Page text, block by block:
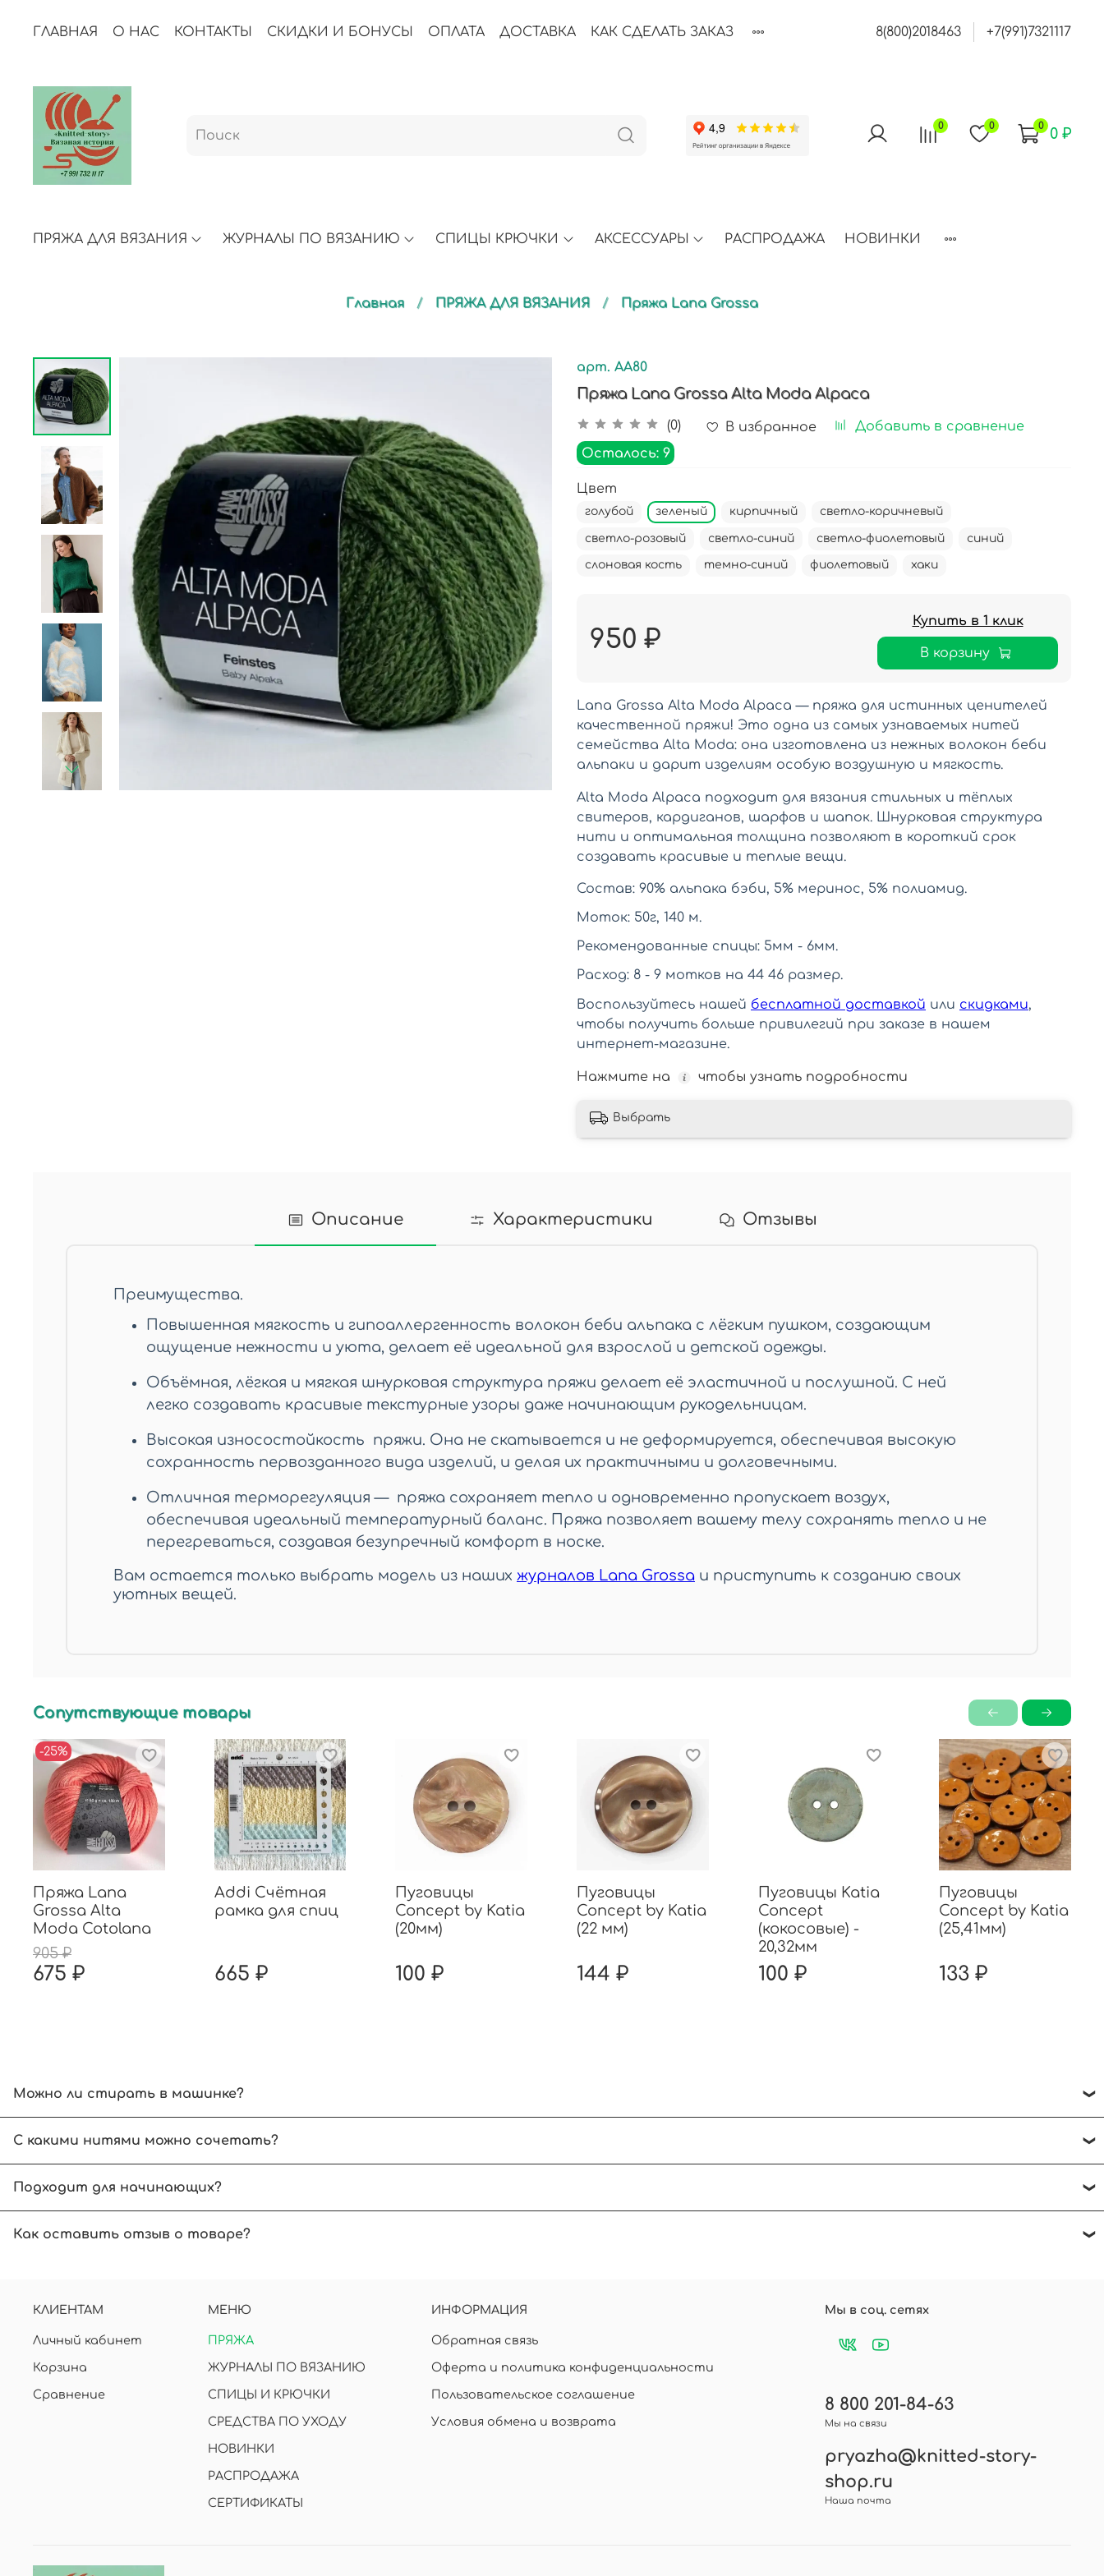
ГЛАВНАЯ О НАС КОНТАКТЫ СКИДКИ И БОНУСЫ ОПЛАТА ДОСТАВКА КАК СДЕЛАТЬ ЗАКАЗ 8(800)2018463 +7(991)7321117
0 0 0 0 ₽
ПРЯЖА ДЛЯ ВЯЗАНИЯ ЖУРНАЛЫ ПО ВЯЗАНИЮ СПИЦЫ КРЮЧКИ АКСЕССУАРЫ РАСПРОДАЖА НОВИНКИ
Главная ПРЯЖА ДЛЯ ВЯЗАНИЯ Пряжа Lana Grossa
арт. АА80
Пряжа Lana Grossa Alta Moda Alpaca
(0) В избранное
Добавить в сравнение
Осталось: 9
Цвет
голубой зеленый кирпичный светло-коричневый
светло-розовый светло-синий светло-фиолетовый синий
слоновая кость темно-синий фиолетовый хаки
950 ₽
Купить в 1 клик
В корзину
Lana Grossa Alta Moda Alpaca — пряжа для истинных ценителей
качественной пряжи! Это одна из самых узнаваемых нитей
семейства Alta Moda: она изготовлена из нежных волокон беби
альпаки и дарит изделиям особую воздушную и мягкость.
Alta Moda Alpaca подходит для вязания стильных и тёплых
свитеров, кардиганов, шарфов и шапок. Шнурковая структура
нити и оптимальная толщина позволяют в короткий срок
создавать красивые и теплые вещи.
Состав: 90% альпака бэби, 5% меринос, 5% полиамид.
Моток: 50г, 140 м.
Рекомендованные спицы: 5мм - 6мм.
Расход: 8 - 9 мотков на 44 46 размер.
Воспользуйтесь нашей бесплатной доставкой или скидками,
чтобы получить больше привилегий при заказе в нашем
интернет-магазине.
Нажмите на чтобы узнать подробности
Выбрать
Описание Характеристики Отзывы
Преимущества.
Повышенная мягкость и гипоаллергенность волокон беби альпака с лёгким пушком, создающим
ощущение нежности и уюта, делает её идеальной для взрослой и детской одежды.
Объёмная, лёгкая и мягкая шнурковая структура пряжи делает её эластичной и послушной. С ней
легко создавать красивые текстурные узоры даже начинающим рукодельницам.
Высокая износостойкость пряжи. Она не скатывается и не деформируется, обеспечивая высокую
сохранность первозданного вида изделий, и делая их практичными и долговечными.
Отличная терморегуляция — пряжа сохраняет тепло и одновременно пропускает воздух,
обеспечивая идеальный температурный баланс. Пряжа позволяет вашему телу сохранять тепло и не
перегреваться, создавая безупречный комфорт в носке.
Вам остается только выбрать модель из наших журналов Lana Grossa и приступить к созданию своих
уютных вещей.
Сопутствующие товары
-25%
Пряжа Lana
Grossa Alta
Moda Cotolana
905 ₽
675 ₽
Addi Счётная
рамка для спиц
665 ₽
Пуговицы
Concept by Katia
(20мм)
100 ₽
Пуговицы
Concept by Katia
(22 мм)
144 ₽
Пуговицы Katia
Concept
(кокосовые) -
20,32мм
100 ₽
Пуговицы
Concept by Katia
(25,41мм)
133 ₽
Можно ли стирать в машинке?
С какими нитями можно сочетать?
Подходит для начинающих?
Как оставить отзыв о товаре?
КЛИЕНТАМ
Личный кабинет
Корзина
Сравнение
МЕНЮ
ПРЯЖА
ЖУРНАЛЫ ПО ВЯЗАНИЮ
СПИЦЫ И КРЮЧКИ
СРЕДСТВА ПО УХОДУ
НОВИНКИ
РАСПРОДАЖА
СЕРТИФИКАТЫ
ИНФОРМАЦИЯ
Обратная связь
Оферта и политика конфиденциальности
Пользовательское соглашение
Условия обмена и возврата
Мы в соц. сетях
8 800 201-84-63
Мы на связи
pryazha@knitted-story-
shop.ru
Наша почта